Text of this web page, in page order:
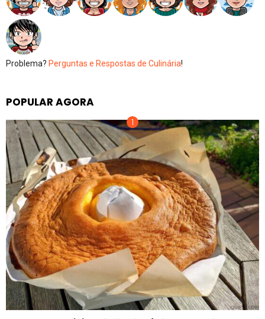
Problema? Perguntas e Respostas de Culinária!
POPULAR AGORA